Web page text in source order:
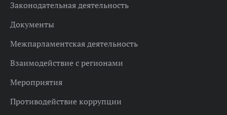
Законодательная деятельность
Документы
Межпарламентская деятельность
Взаимодействие с регионами
Мероприятия
Противодействие коррупции